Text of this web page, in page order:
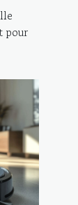
pour